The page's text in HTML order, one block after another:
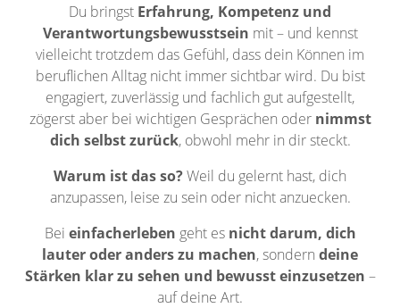
Du bringst Erfahrung, Kompetenz und
Verantwortungsbewusstsein mit – und kennst
vielleicht trotzdem das Gefühl, dass dein Können im
beruflichen Alltag nicht immer sichtbar wird. Du bist
engagiert, zuverlässig und fachlich gut aufgestellt,
zögerst aber bei wichtigen Gesprächen oder nimmst
dich selbst zurück, obwohl mehr in dir steckt.
Warum ist das so?Weil du gelernt hast, dich
anzupassen, leise zu sein oder nicht anzuecken.
Bei einfacherleben geht es nicht darum, dich
lauter oder anders zu machen, sondern deine
Stärken klar zu sehen und bewusst einzusetzen –
auf deine Art.